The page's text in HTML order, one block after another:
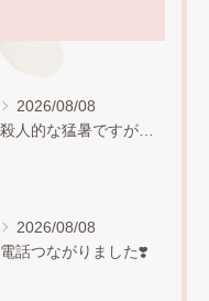
2026/08/08
2026/08/08
電話つながりました❣️